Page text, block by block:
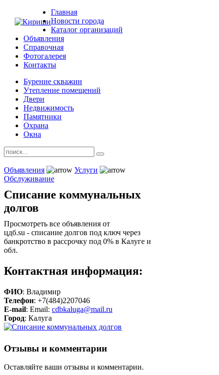
Главная
Новости города
Каталог организаций
Объявления
Справочная
Фотогалерея
Контакты
Бурение скважин
Утепление помещений
Двери
Недвижимость
Памятники
Охрана
Окна
Объявления
Услуги
Обслуживание
Списание коммунальных
долгов
Просмотреть все объявления от
цдб.su - списание долгов под ключ через
банкротство в рассрочку под 0% в Калуге и
обл.
Контактная информация:
ФИО: Владимир
Телефон: +7(484)2207046
E-mail: Email: cdbkaluga@mail.ru
Город: Калуга
Отзывы и комментарии
Оставляйте ваши отзывы и комментарии.